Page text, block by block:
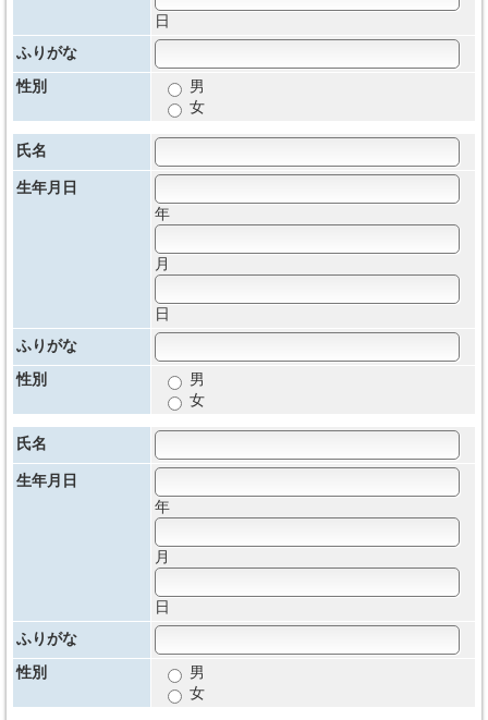
日
ふりがな
性別
男
女
氏名
生年月日
年
月
日
ふりがな
性別
男
女
氏名
生年月日
年
月
日
ふりがな
性別
男
女